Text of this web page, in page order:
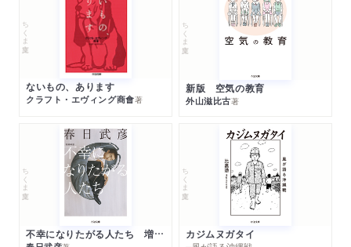
ちくま文庫
ないもの、あります
クラフト・エヴィング商會著
ちくま文庫
新版 空気の教育
外山滋比古著
ちくま文庫
不幸になりたがる人たち 増補新版
ちくま文庫
カジムヌガタイ